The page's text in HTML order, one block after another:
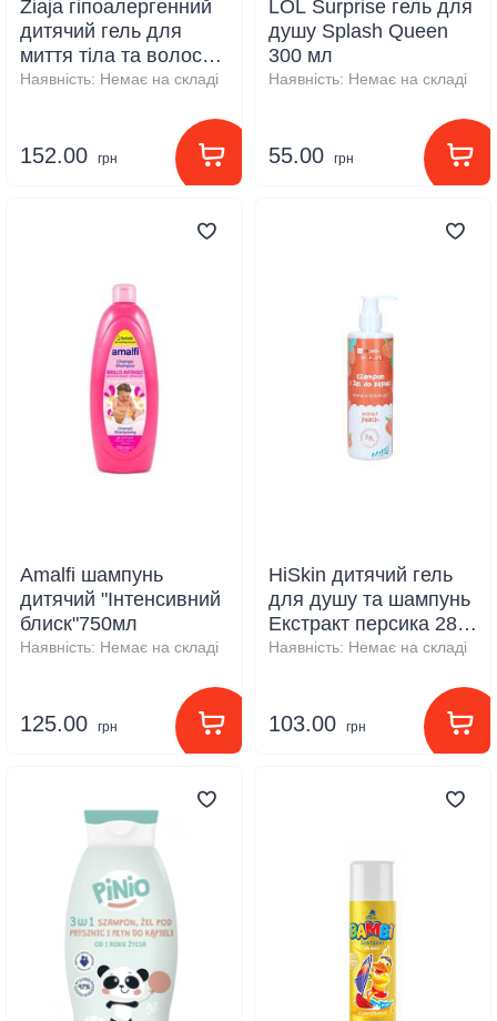
Ziaja гіпоалергенний
дитячий гель для
миття тіла та волосся
з дозатором 400 мл
Наявність: Немає на складі
152.00 грн
LOL Surprise гель для
душу Splash Queen
300 мл
Наявність: Немає на складі
55.00 грн
Amalfi шампунь
дитячий "Інтенсивний
блиск"750мл
Наявність: Немає на складі
125.00 грн
HiSkin дитячий гель
для душу та шампунь
Екстракт персика 280
мл
Наявність: Немає на складі
103.00 грн